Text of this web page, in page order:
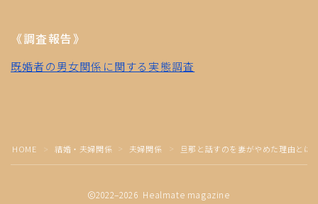
《調査報告》
既婚者の男女関係に関する実態調査
HOME ＞ 結婚・夫婦関係 ＞ 夫婦関係 ＞ 旦那と話すのを妻がやめた理由とは
2022–2026 Healmate magazine